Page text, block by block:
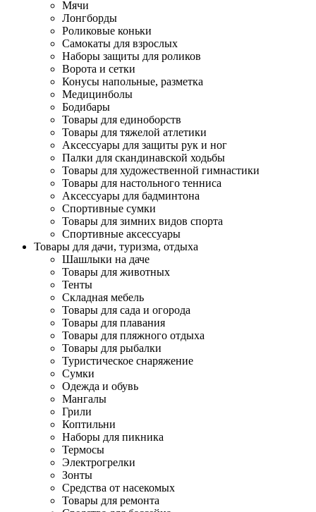
Мячи
Лонгборды
Роликовые коньки
Самокаты для взрослых
Наборы защиты для роликов
Ворота и сетки
Конусы напольные, разметка
Медицинболы
Бодибары
Товары для единоборств
Товары для тяжелой атлетики
Аксессуары для защиты рук и ног
Палки для скандинавской ходьбы
Товары для художественной гимнастики
Товары для настольного тенниса
Аксессуары для бадминтона
Спортивные сумки
Товары для зимних видов спорта
Спортивные аксессуары
Товары для дачи, туризма, отдыха
Шашлыки на даче
Товары для животных
Тенты
Складная мебель
Товары для сада и огорода
Товары для плавания
Товары для пляжного отдыха
Товары для рыбалки
Туристическое снаряжение
Сумки
Одежда и обувь
Мангалы
Грили
Коптильни
Наборы для пикника
Термосы
Электрогрелки
Зонты
Средства от насекомых
Товары для ремонта